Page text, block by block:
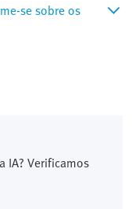
se sobre os
IA? Verificamos